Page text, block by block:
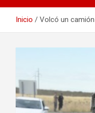
Inicio Volcó un